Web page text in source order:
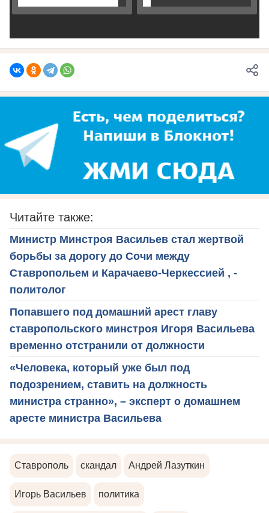
Читайте также:
Министр Минстроя Васильев стал жертвой
борьбы за дорогу до Сочи между
Ставропольем и Карачаево-Черкессией , -
политолог
Попавшего под домашний арест главу
ставропольского минстроя Игоря Васильева
временно отстранили от должности
«Человека, который уже был под
подозрением, ставить на должность
министра странно», – эксперт о домашнем
аресте министра Васильева
Ставрополь скандал Андрей Лазуткин
Игорь Васильев политика